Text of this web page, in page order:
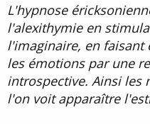
L'hypnose
l'alexithymie en
l'imaginaire, en faisant
les émotions par une
introspective. Ainsi les
l'on voit apparaître